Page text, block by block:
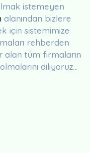
istemeyen
alanından bizlere
için sistemimize
rehberden
alan tüm firmaların
diliyoruz...